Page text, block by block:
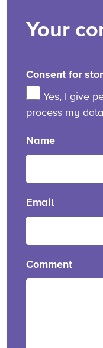
Your
Consent for
Yes, I give
process my data
Name
Email
Comment